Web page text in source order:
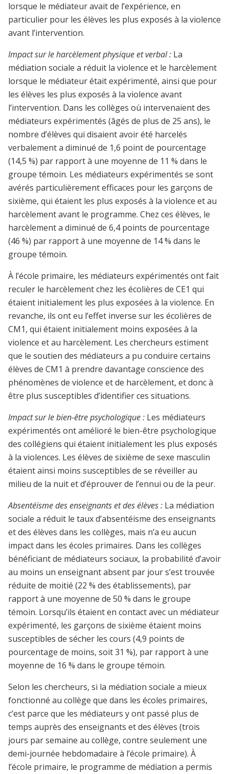
lorsque le médiateur avait de l’expérience, en
particulier pour les élèves les plus exposés à la violence
avant l’intervention.
Impact sur le harcèlement physique et verbal : La
médiation sociale a réduit la violence et le harcèlement
lorsque le médiateur était expérimenté, ainsi que pour
les élèves les plus exposés à la violence avant
l’intervention. Dans les collèges où intervenaient des
médiateurs expérimentés (âgés de plus de 25 ans), le
nombre d’élèves qui disaient avoir été harcelés
verbalement a diminué de 1,6 point de pourcentage
(14,5 %) par rapport à une moyenne de 11 % dans le
groupe témoin. Les médiateurs expérimentés se sont
avérés particulièrement efficaces pour les garçons de
sixième, qui étaient les plus exposés à la violence et au
harcèlement avant le programme. Chez ces élèves, le
harcèlement a diminué de 6,4 points de pourcentage
(46 %) par rapport à une moyenne de 14 % dans le
groupe témoin.
À l’école primaire, les médiateurs expérimentés ont fait
reculer le harcèlement chez les écolières de CE1 qui
étaient initialement les plus exposées à la violence. En
revanche, ils ont eu l’effet inverse sur les écolières de
CM1, qui étaient initialement moins exposées à la
violence et au harcèlement. Les chercheurs estiment
que le soutien des médiateurs a pu conduire certains
élèves de CM1 à prendre davantage conscience des
phénomènes de violence et de harcèlement, et donc à
être plus susceptibles d’identifier ces situations.
Impact sur le bien-être psychologique : Les médiateurs
expérimentés ont amélioré le bien-être psychologique
des collégiens qui étaient initialement les plus exposés
à la violences. Les élèves de sixième de sexe masculin
étaient ainsi moins susceptibles de se réveiller au
milieu de la nuit et d’éprouver de l’ennui ou de la peur.
Absentéisme des enseignants et des élèves : La médiation
sociale a réduit le taux d’absentéisme des enseignants
et des élèves dans les collèges, mais n’a eu aucun
impact dans les écoles primaires. Dans les collèges
bénéficiant de médiateurs sociaux, la probabilité d’avoir
au moins un enseignant absent par jour s’est trouvée
réduite de moitié (22 % des établissements), par
rapport à une moyenne de 50 % dans le groupe
témoin. Lorsqu’ils étaient en contact avec un médiateur
expérimenté, les garçons de sixième étaient moins
susceptibles de sécher les cours (4,9 points de
pourcentage de moins, soit 31 %), par rapport à une
moyenne de 16 % dans le groupe témoin.
Selon les chercheurs, si la médiation sociale a mieux
fonctionné au collège que dans les écoles primaires,
c’est parce que les médiateurs y ont passé plus de
temps auprès des enseignants et des élèves (trois
jours par semaine au collège, contre seulement une
demi-journée hebdomadaire à l’école primaire). À
l’école primaire, le programme de médiation a permis